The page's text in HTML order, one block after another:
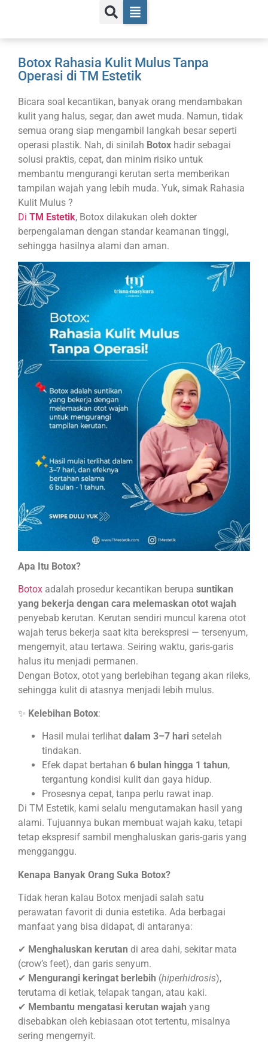
Botox Rahasia Kulit Mulus Tanpa
Operasi di TM Estetik
Bicara soal kecantikan, banyak orang mendambakan
kulit yang halus, segar, dan awet muda. Namun, tidak
semua orang siap mengambil langkah besar seperti
operasi plastik. Nah, di sinilah Botox hadir sebagai
solusi praktis, cepat, dan minim risiko untuk
membantu mengurangi kerutan serta memberikan
tampilan wajah yang lebih muda. Yuk, simak Rahasia
Kulit Mulus ?
Di TM Estetik, Botox dilakukan oleh dokter
berpengalaman dengan standar keamanan tinggi,
sehingga hasilnya alami dan aman.
Apa Itu Botox?
Botox adalah prosedur kecantikan berupa suntikan
yang bekerja dengan cara melemaskan otot wajah
penyebab kerutan. Kerutan sendiri muncul karena otot
wajah terus bekerja saat kita berekspresi — tersenyum,
mengernyit, atau tertawa. Seiring waktu, garis-garis
halus itu menjadi permanen.
Dengan Botox, otot yang berlebihan tegang akan rileks,
sehingga kulit di atasnya menjadi lebih mulus.
✨ Kelebihan Botox:
Hasil mulai terlihat dalam 3–7 hari setelah
tindakan.
Efek dapat bertahan 6 bulan hingga 1 tahun,
tergantung kondisi kulit dan gaya hidup.
Prosesnya cepat, tanpa perlu rawat inap.
Di TM Estetik, kami selalu mengutamakan hasil yang
alami. Tujuannya bukan membuat wajah kaku, tetapi
tetap ekspresif sambil menghaluskan garis-garis yang
mengganggu.
Kenapa Banyak Orang Suka Botox?
Tidak heran kalau Botox menjadi salah satu
perawatan favorit di dunia estetika. Ada berbagai
manfaat yang bisa didapat, di antaranya:
✔ Menghaluskan kerutan di area dahi, sekitar mata
(crow’s feet), dan garis senyum.
✔ Mengurangi keringat berlebih (hiperhidrosis),
terutama di ketiak, telapak tangan, atau kaki.
✔ Membantu mengatasi kerutan wajah yang
disebabkan oleh kebiasaan otot tertentu, misalnya
sering mengernyit.